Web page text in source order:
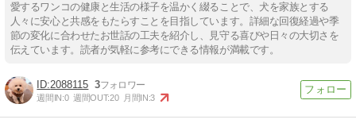
愛するワンコの健康と生活の様子を温かく綴ることで、犬を家族とする
人々に安心と共感をもたらすことを目指しています。詳細な回復経過や季
節の変化に合わせたお世話の工夫を紹介し、見守る喜びや日々の大切さを
伝えています。読者が気軽に参考にできる情報が満載です。
2088115 3
週間IN:0 週間OUT:20 月間IN:3